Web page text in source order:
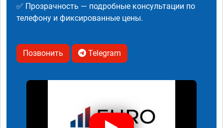
✅ Прозрачность — подробные консультации по
телефону и фиксированные цены.
Позвонить Telegram